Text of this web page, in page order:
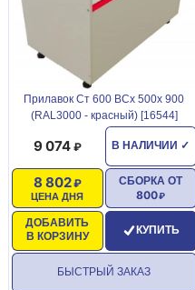
Прилавок Ст 600 ВСх 500х 900
(RAL3000 - красный) [16544]
В НАЛИЧИИ ✓
9 074
ЦЕНА ДНЯ
8 802
ДОБАВИТЬ
В КОРЗИНУ
СБОРКА ОТ
800
КУПИТЬ
БЫСТРЫЙ ЗАКАЗ